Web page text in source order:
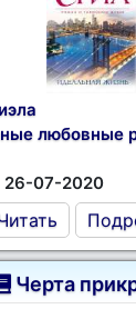
любовные
26-07-2020
Черта